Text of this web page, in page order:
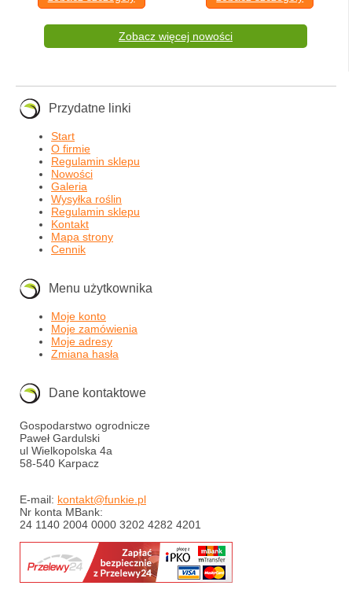
Zobacz więcej nowości
Przydatne linki
Start
O firmie
Regulamin sklepu
Nowości
Galeria
Wysyłka roślin
Regulamin sklepu
Kontakt
Mapa strony
Cennik
Menu użytkownika
Moje konto
Moje zamówienia
Moje adresy
Zmiana hasła
Dane kontaktowe
Gospodarstwo ogrodnicze
Paweł Gardulski
ul Wielkopolska 4a
58-540 Karpacz
E-mail: kontakt@funkie.pl
Nr konta MBank:
24 1140 2004 0000 3202 4282 4201